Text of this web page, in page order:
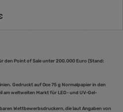
Preis:
den Point of Sale unter 200.000 Euro (Stand:
Gedruckt auf Oce 75 g Normalpapier in den
am weltweiten Markt für LED- und UV-Gel-
Wettbewerbsdruckern, die laut Angaben von